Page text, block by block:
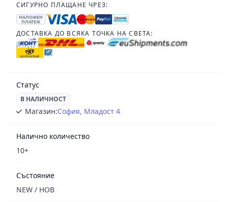
СИГУРНО ПЛАЩАНЕ ЧРЕЗ:
НАЛОЖЕН
ПЛАТЕЖ
ДОСТАВКА ДО ВСЯКА ТОЧКА НА СВЕТА:
Статус
В НАЛИЧНОСТ
Магазин:София, Младост 4
Налично количество
10+
Състояние
NEW / НОВ